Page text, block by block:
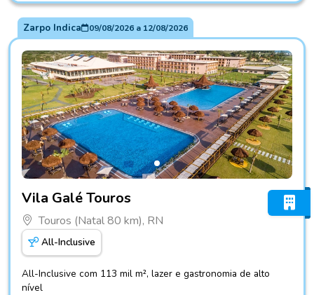
Zarpo Indica 09/08/2026a 12/08/2026
Vila Galé Touros
Touros (Natal 80 km), RN
All-Inclusive
All-Inclusive com 113 mil m², lazer e gastronomia de alto
nível